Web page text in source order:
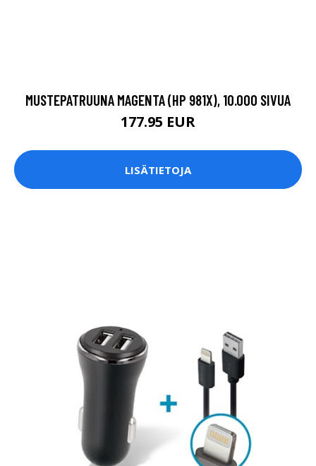
MUSTEPATRUUNA MAGENTA (HP 981X), 10.000 SIVUA
177.95 EUR
LISÄTIETOJA